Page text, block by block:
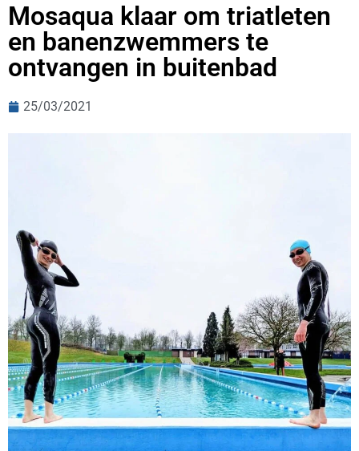
Mosaqua klaar om triatleten
en banenzwemmers te
ontvangen in buitenbad
25/03/2021